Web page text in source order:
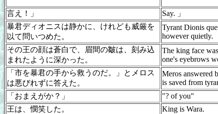
言え！」
Say. 」
暴君ディオニスは静かに、けれども威厳を
以て問いつめた。
Tyrant Dionis
however quietly.
その王の顔は蒼白で、眉間の皺は、刻み込
まれたように深かった。
The king face
one's eyebrows
「市を暴君の手から救うのだ。」とメロス
は悪びれずに答えた。
Meros answered
is saved from
「おまえがか？」
"? of you"
王は、憫笑した。
King is Wara.